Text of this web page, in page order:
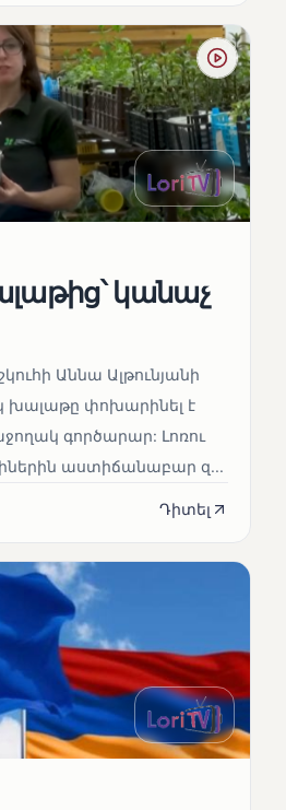
կանաչ
Աննա Ալթունյանի
խալաթը փոխարինել է
գործարար: Լոռու
աստիճանաբար զ...
Դիտել